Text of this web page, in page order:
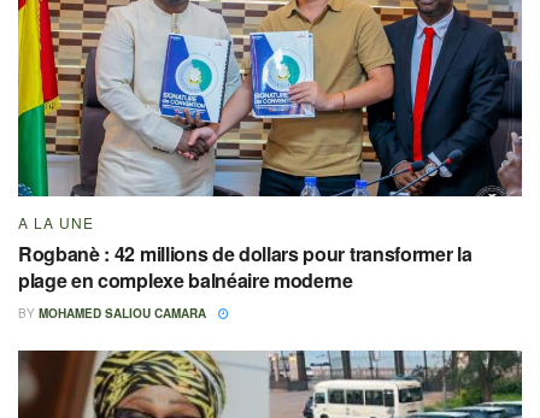
A LA UNE
Rogbanè : 42 millions de dollars pour transformer la
plage en complexe balnéaire moderne
BY MOHAMED SALIOU CAMARA